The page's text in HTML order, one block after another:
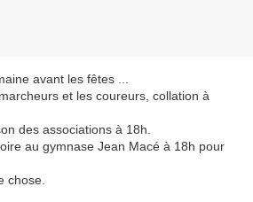
avant les fêtes ...
et les coureurs, collation à
des associations à 18h.
au gymnase Jean Macé à 18h pour
chose.